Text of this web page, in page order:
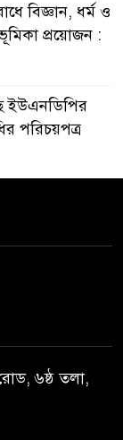
বিজ্ঞান, ধর্ম ও
প্রয়োজন :
ইউএনডিপির
পরিচয়পত্র
৬ষ্ঠ তলা,